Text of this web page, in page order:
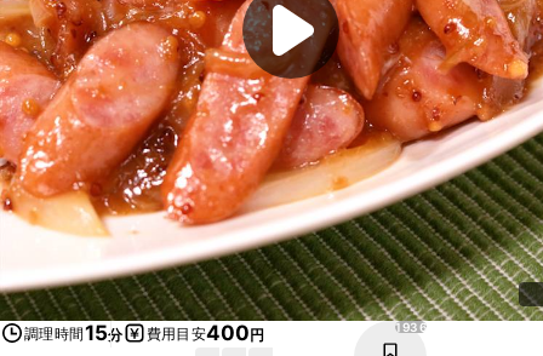
調理時間15分 費用目安400円 1936